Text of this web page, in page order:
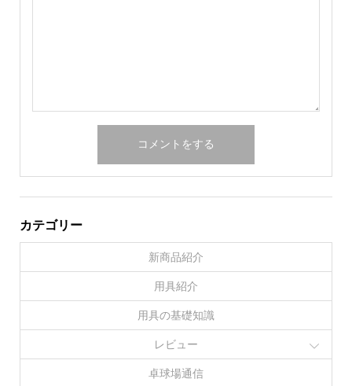
カテゴリー
新商品紹介
用具紹介
用具の基礎知識
レビュー
卓球場通信